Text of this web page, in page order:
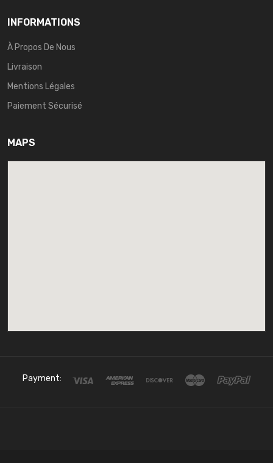
INFORMATIONS
À Propos De Nous
Livraison
Mentions Légales
Paiement Sécurisé
MAPS
Payment: